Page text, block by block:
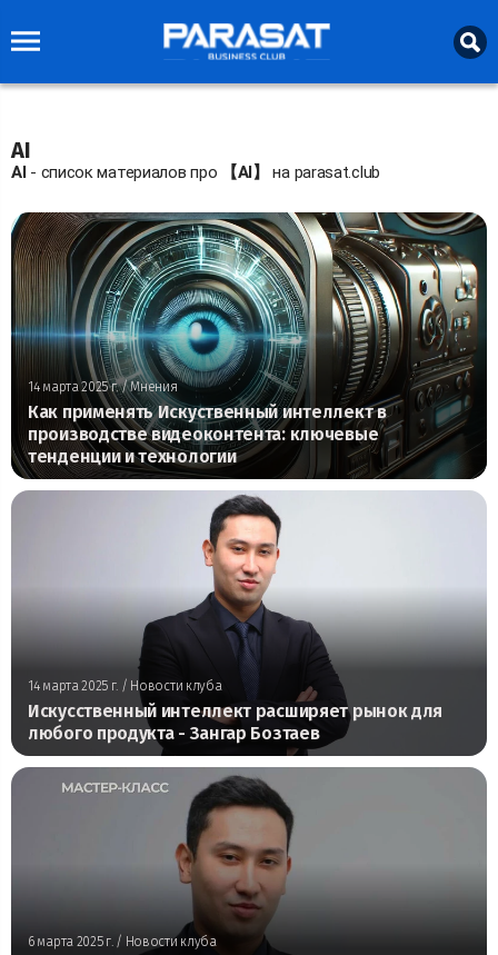
AI
AI- список материалов про 【AI】 на parasat.club
14 марта 2025 г./ Мнения
Как применять Искуственный интеллект в
производстве видеоконтента: ключевые
тенденции и технологии
14 марта 2025 г. / Новости клуба
Искусственный интеллект расширяет рынок для
любого продукта - Зангар Бозтаев
6 марта 2025 г./ Новости клуба